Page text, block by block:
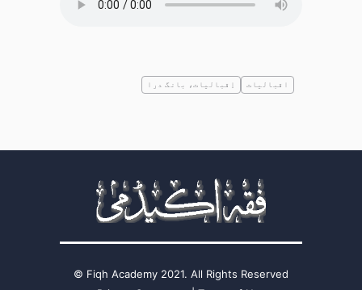
اقبالیات اِقبالیات، بانگ درا
Fiqh Academy 2021. All Rights Reserved ©